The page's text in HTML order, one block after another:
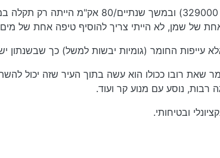
של שמן, לא הייתי צריך להוסיף טיפה אחת של
החומר (גומיות יבשות למשל) כך שבשנתון ישן
שאת רובו ככולו הוא עשה בתוך העיר שזה יכול
נוסע עם מנוע קר ועוד.
ובטיחותי.